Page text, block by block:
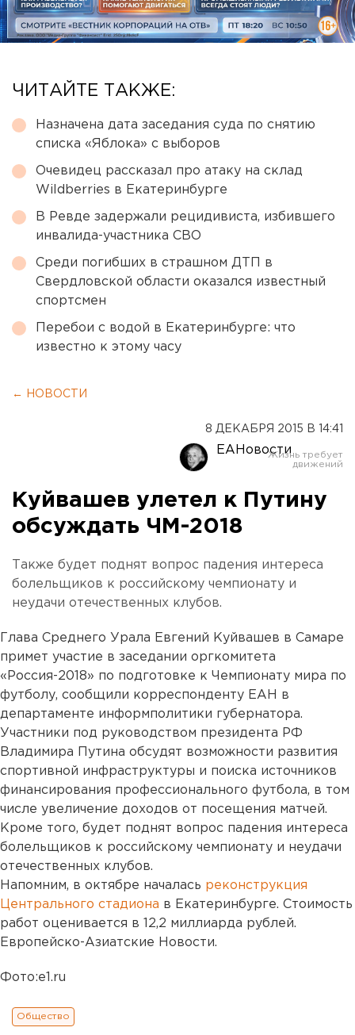
ЧИТАЙТЕ ТАКЖЕ:
Назначена дата заседания суда по снятию
списка «Яблока» с выборов
Очевидец рассказал про атаку на склад
Wildberries в Екатеринбурге
В Ревде задержали рецидивиста, избившего
инвалида-участника СВО
Среди погибших в страшном ДТП в
Свердловской области оказался известный
спортсмен
Перебои с водой в Екатеринбурге: что
известно к этому часу
← НОВОСТИ
8 ДЕКАБРЯ 2015 В 14:41
ЕАНовости
Куйвашев улетел к Путину
обсуждать ЧМ-2018
Также будет поднят вопрос падения интереса
болельщиков к российскому чемпионату и
неудачи отечественных клубов.
Глава Среднего Урала Евгений Куйвашев в Самаре
примет участие в заседании оргкомитета
«Россия-2018» по подготовке к Чемпионату мира по
футболу, сообщили корреспонденту ЕАН в
департаменте информполитики губернатора.
Участники под руководством президента РФ
Владимира Путина обсудят возможности развития
спортивной инфраструктуры и поиска источников
финансирования профессионального футбола, в том
числе увеличение доходов от посещения матчей.
Кроме того, будет поднят вопрос падения интереса
болельщиков к российскому чемпионату и неудачи
отечественных клубов.
Напомним, в октябре началась реконструкция
Центрального стадиона в Екатеринбурге. Стоимость
работ оценивается в 12,2 миллиарда рублей.
Европейско-Азиатские Новости.
Фото:e1.ru
Общество